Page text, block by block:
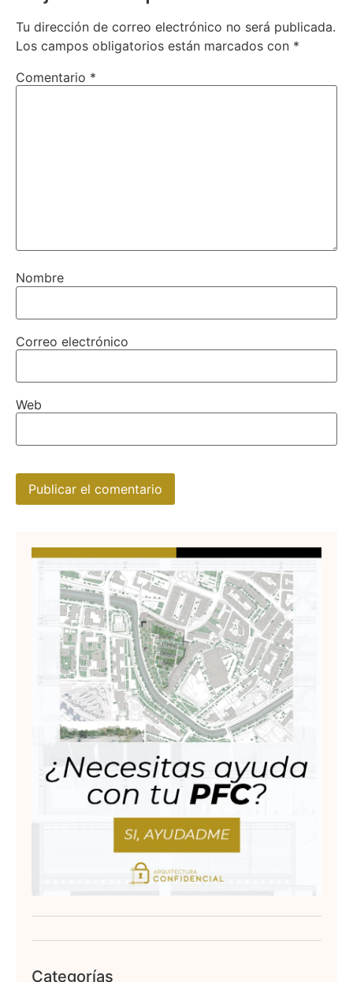
Tu dirección de correo electrónico no será publicada.
Los campos obligatorios están marcados con *
Comentario *
Nombre
Correo electrónico
Web
Categorías